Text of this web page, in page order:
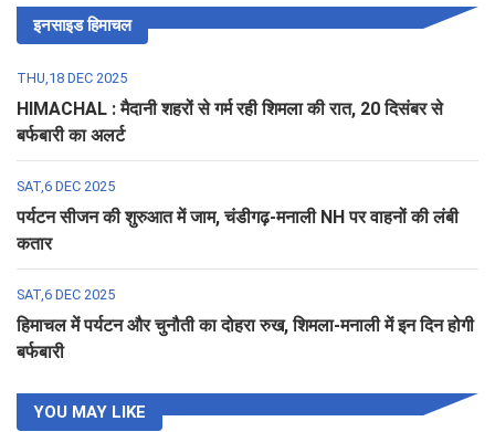
इनसाइड हिमाचल
THU,18 DEC 2025
HIMACHAL : मैदानी शहरों से गर्म रही शिमला की रात, 20 दिसंबर से
बर्फबारी का अलर्ट
SAT,6 DEC 2025
पर्यटन सीजन की शुरुआत में जाम, चंडीगढ़-मनाली NH पर वाहनों की लंबी
कतार
SAT,6 DEC 2025
हिमाचल में पर्यटन और चुनौती का दोहरा रुख, शिमला-मनाली में इन दिन होगी
बर्फबारी
YOU MAY LIKE